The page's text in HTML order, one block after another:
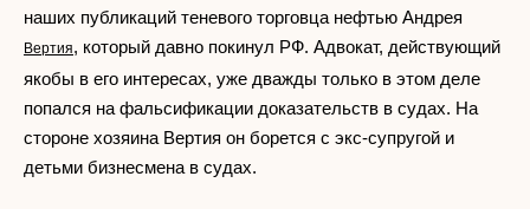
наших публикаций теневого торговца нефтью Андрея
Вертия, который давно покинул РФ. Адвокат, действующий
якобы в его интересах, уже дважды только в этом деле
попался на фальсификации доказательств в судах. На
стороне хозяина Вертия он борется с экс-супругой и
детьми бизнесмена в судах.